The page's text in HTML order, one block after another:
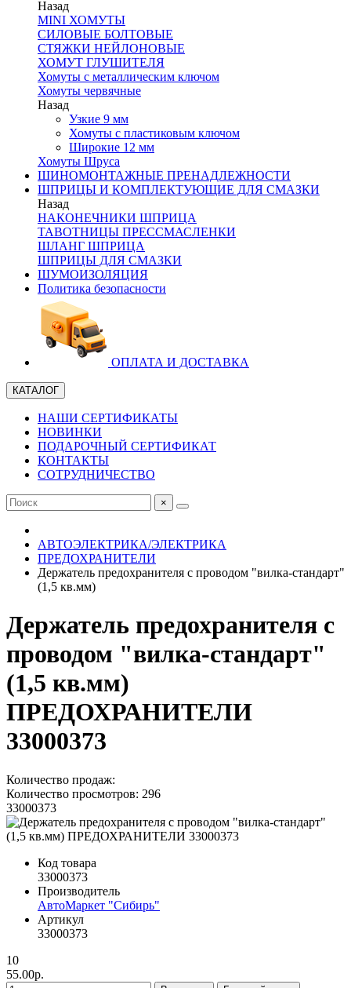
Назад
MINI ХОМУТЫ
СИЛОВЫЕ БОЛТОВЫЕ
СТЯЖКИ НЕЙЛОНОВЫЕ
ХОМУТ ГЛУШИТЕЛЯ
Хомуты с металлическим ключом
Хомуты червячные
Назад
Узкие 9 мм
Хомуты с пластиковым ключом
Широкие 12 мм
Хомуты Шруса
ШИНОМОНТАЖНЫЕ ПРЕНАДЛЕЖНОСТИ
ШПРИЦЫ И КОМПЛЕКТУЮЩИЕ ДЛЯ СМАЗКИ
Назад
НАКОНЕЧНИКИ ШПРИЦА
ТАВОТНИЦЫ ПРЕССМАСЛЕНКИ
ШЛАНГ ШПРИЦА
ШПРИЦЫ ДЛЯ СМАЗКИ
ШУМОИЗОЛЯЦИЯ
Политика безопасности
ОПЛАТА И ДОСТАВКА
КАТАЛОГ
НАШИ СЕРТИФИКАТЫ
НОВИНКИ
ПОДАРОЧНЫЙ СЕРТИФИКАТ
КОНТАКТЫ
СОТРУДНИЧЕСТВО
×
АВТОЭЛЕКТРИКА/ЭЛЕКТРИКА
ПРЕДОХРАНИТЕЛИ
Держатель предохранителя с проводом "вилка-стандарт"
(1,5 кв.мм)
Держатель предохранителя с
проводом "вилка-стандарт"
(1,5 кв.мм)
ПРЕДОХРАНИТЕЛИ
33000373
Количество продаж:
Количество просмотров: 296
33000373
Код товара
33000373
Производитель
АвтоМаркет "Сибирь"
Артикул
33000373
10
55.00р.